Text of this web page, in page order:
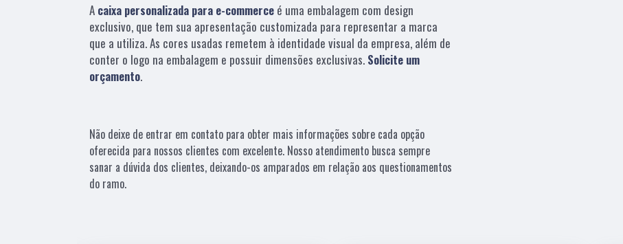
A caixa personalizada para e-commerce é uma embalagem com design
exclusivo, que tem sua apresentação customizada para representar a marca
que a utiliza. As cores usadas remetem à identidade visual da empresa, além de
conter o logo na embalagem e possuir dimensões exclusivas. Solicite um
orçamento.
Não deixe de entrar em contato para obter mais informações sobre cada opção
oferecida para nossos clientes com excelente. Nosso atendimento busca sempre
sanar a dúvida dos clientes, deixando-os amparados em relação aos questionamentos
do ramo.